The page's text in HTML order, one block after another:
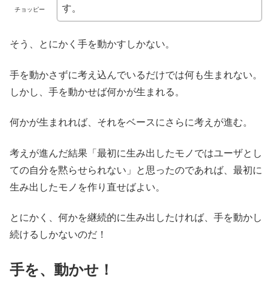
チョッピー
す。
そう、とにかく手を動かすしかない。
手を動かさずに考え込んでいるだけでは何も生まれない。
しかし、手を動かせば何かが生まれる。
何かが生まれれば、それをベースにさらに考えが進む。
考えが進んだ結果「最初に生み出したモノではユーザとし
ての自分を黙らせられない」と思ったのであれば、最初に
生み出したモノを作り直せばよい。
とにかく、何かを継続的に生み出したければ、手を動かし
続けるしかないのだ！
手を、動かせ！